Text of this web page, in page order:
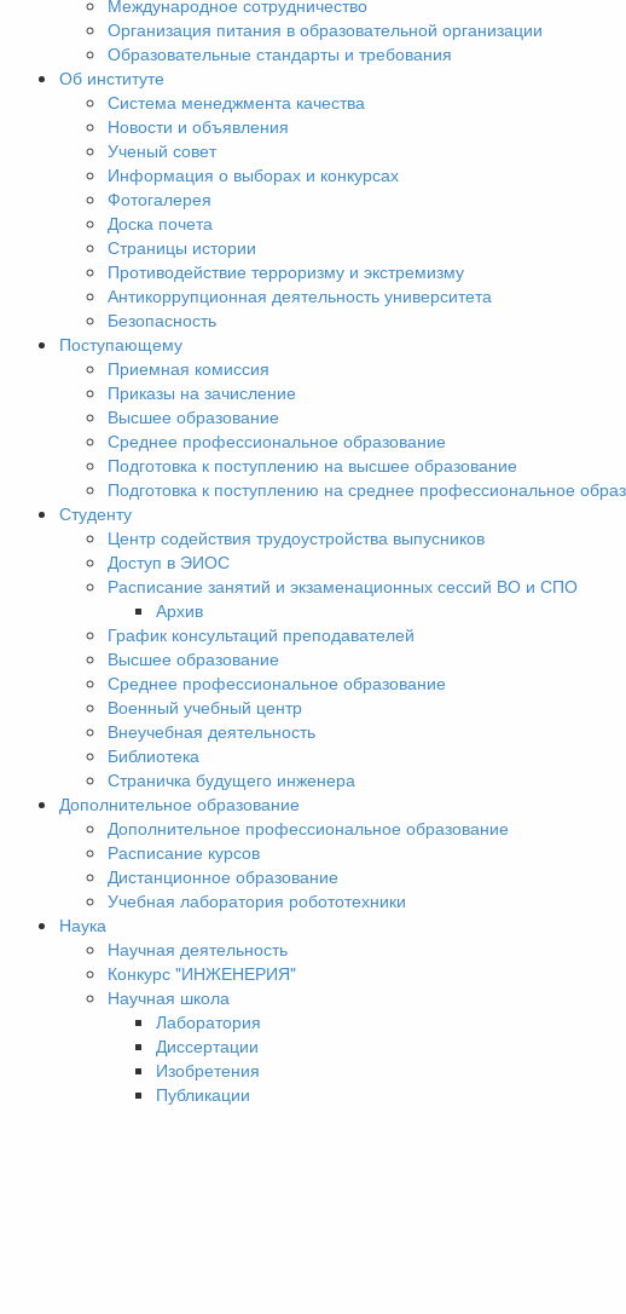
Международное сотрудничество
Организация питания в образовательной организации
Образовательные стандарты и требования
Об институте
Система менеджмента качества
Новости и объявления
Ученый совет
Информация о выборах и конкурсах
Фотогалерея
Доска почета
Страницы истории
Противодействие терроризму и экстремизму
Антикоррупционная деятельность университета
Безопасность
Поступающему
Приемная комиссия
Приказы на зачисление
Высшее образование
Среднее профессиональное образование
Подготовка к поступлению на высшее образование
Подготовка к поступлению на среднее профессиональное
Студенту
Центр содействия трудоустройства выпусников
Доступ в ЭИОС
Расписание занятий и экзаменационных сессий ВО и СПО
Архив
График консультаций преподавателей
Высшее образование
Среднее профессиональное образование
Военный учебный центр
Внеучебная деятельность
Библиотека
Страничка будущего инженера
Дополнительное образование
Дополнительное профессиональное образование
Расписание курсов
Дистанционное образование
Учебная лаборатория робототехники
Наука
Научная деятельность
Конкурс "ИНЖЕНЕРИЯ"
Научная школа
Лаборатория
Диссертации
Изобретения
Публикации